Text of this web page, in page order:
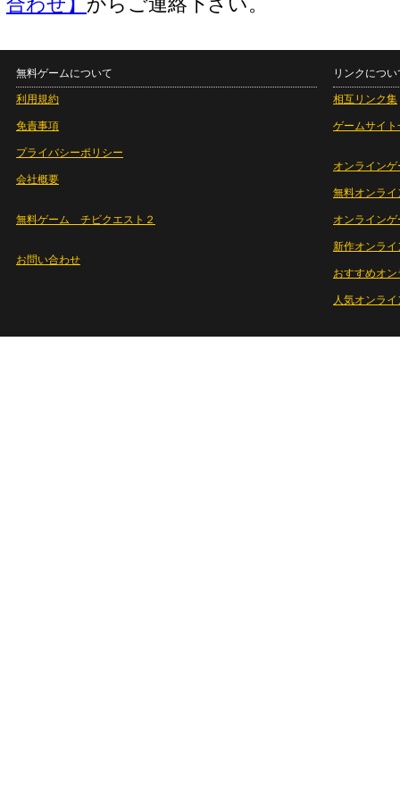
合わせ】 からご連絡下さい。
無料ゲームについて
利用規約
免責事項
プライバシーポリシー
会社概要
無料ゲーム チビクエスト２
お問い合わせ
リンクについ
相互リンク集
ゲームサイト
オンラインゲ
無料オンライ
オンライン
新作オンライ
おすすめオ
人気オンラ